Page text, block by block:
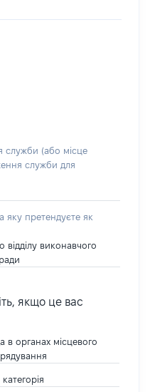
служби (або місце
служби для
яку претендуєте як
відділу виконавчого
якщо це вас
в органах місцевого